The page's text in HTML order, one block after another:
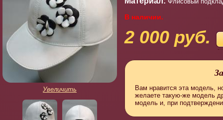
Увеличить
В наличии.
2 000 руб.
Вам нравится эта модель,
желаете такую-же модель
модель и, при